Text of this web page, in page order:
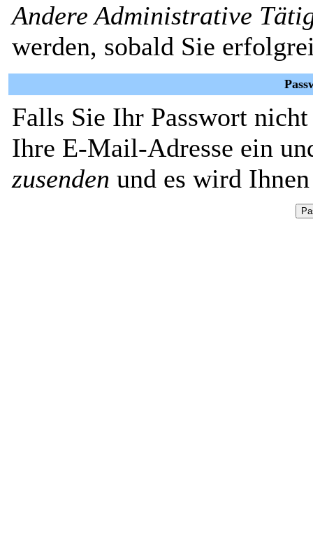
Andere Administrative
werden, sobald Sie
Falls Sie Ihr Passwort
Ihre E-Mail-Adresse ein
zusenden und es wird